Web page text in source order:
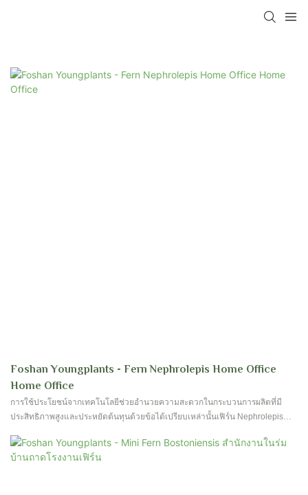
Foshan Youngplants - Fern Nephrolepis Home Office
Home Office
การใช้ประโยชน์จากเทคโนโลยีช่วยอำนวยความสะดวกในกระบวนการผลิตที่มี
ประสิทธิภาพสูงและประหยัดต้นทุนด้วยข้อได้เปรียบเหล่านั้นเฟิร์น Nephrolepis
แอปพลิเคชันของดอกไม้ & โรงงานทำสวน